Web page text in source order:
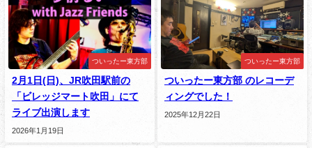
ついったー東方部
2月1日(日)、JR吹田駅前の
「ビレッジマート吹田」にて
ライブ出演します
2026年1月19日
ついったー東方部
ついったー東方部 のレコーデ
ィングでした！
2025年12月22日